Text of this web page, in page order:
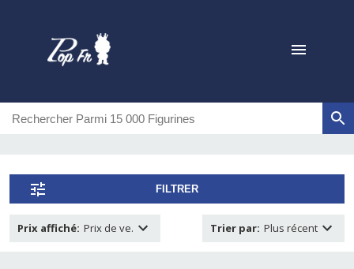
FILTRER
Prix affiché: Prix de ve. Trier par: Plus récent